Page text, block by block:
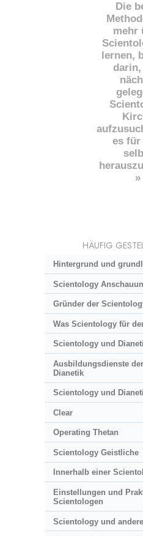
Die
mehr
lernen,
es für
»
HÄUFIG
Hintergrund und
Scientology
Gründer der
Was Scientology für
Scientology und
Ausbildungsdienste
Dianetik
Scientology und
Clear
Operating Thetan
Scientology Geistliche
Innerhalb einer
Einstellungen und
Scientologen
Scientology und